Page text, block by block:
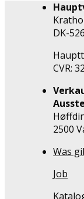
DK-
CVR:
2500
Was
Job